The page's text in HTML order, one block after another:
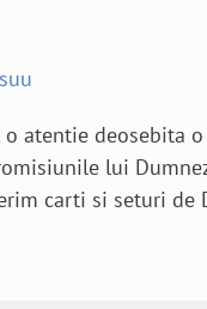
o atentie deosebita
lui
carti si seturi de